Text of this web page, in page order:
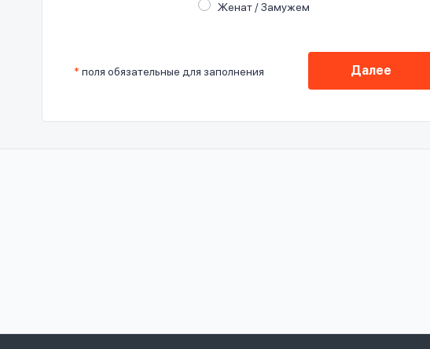
Женат / Замужем
* поля обязательные для заполнения Далее